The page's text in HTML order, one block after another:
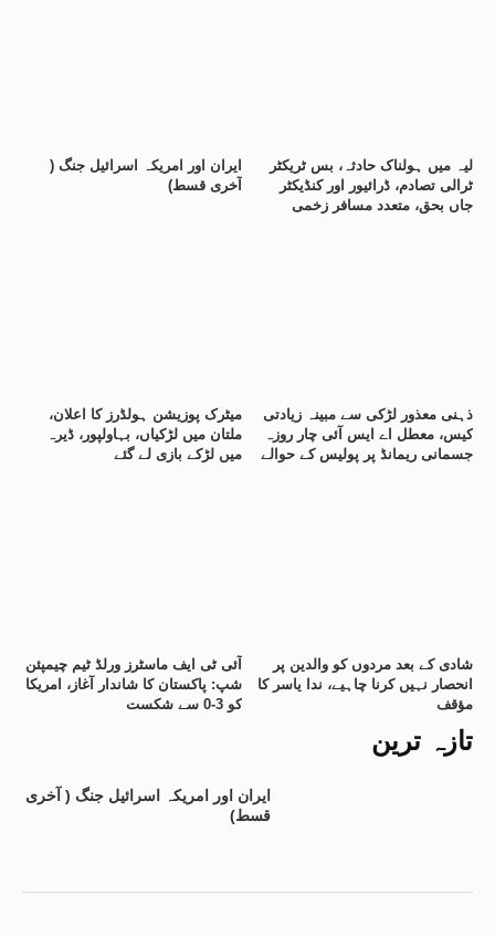
تازہ ترین
ایران اور امریکہ اسرائیل جنگ ( آخری
قسط)
ایران اور امریکہ اسرائیل جنگ (
آخری قسط)
لیہ میں ہولناک حادثہ، بس ٹریکٹر
ٹرالی تصادم، ڈرائیور اور کنڈیکٹر
جاں بحق، متعدد مسافر زخمی
میٹرک پوزیشن ہولڈرز کا اعلان،
ملتان میں لڑکیاں، بہاولپور، ڈیرہ
میں لڑکے بازی لے گئے
ذہنی معذور لڑکی سے مبینہ زیادتی
کیس، معطل اے ایس آئی چار روزہ
جسمانی ریمانڈ پر پولیس کے حوالے
آئی ٹی ایف ماسٹرز ورلڈ ٹیم چیمپئن
شپ: پاکستان کا شاندار آغاز، امریکا
کو 3-0 سے شکست
شادی کے بعد مردوں کو والدین پر
انحصار نہیں کرنا چاہیے، ندا یاسر کا
مؤقف